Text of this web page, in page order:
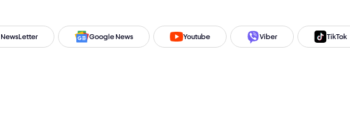
NewsLetter Google News Youtube Viber TikTok